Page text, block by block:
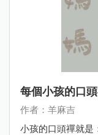
每個小孩的口
作者：羊麻吉
小孩的口頭禪就是